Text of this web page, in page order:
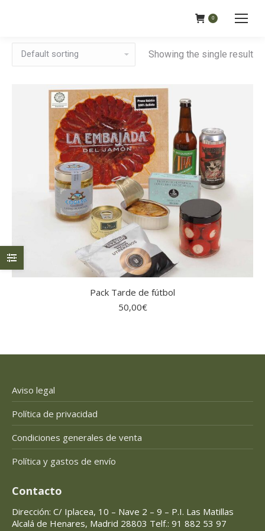
0
Showing the single result
Pack Tarde de fútbol
50,00€
Aviso legal
Política de privacidad
Condiciones generales de venta
Política y gastos de envío
Contacto
Dirección: C/ Iplacea, 10 – Nave 2 – 9 – P.I. Las Matillas
Alcalá de Henares, Madrid 28803 Telf.: 91 882 53 97